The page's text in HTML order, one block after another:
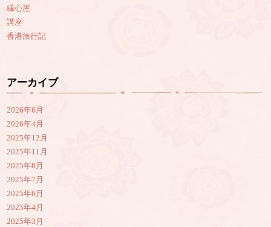
縁心屋
講座
香港旅行記
アーカイブ
2026年6月
2026年4月
2025年12月
2025年11月
2025年8月
2025年7月
2025年6月
2025年4月
2025年3月